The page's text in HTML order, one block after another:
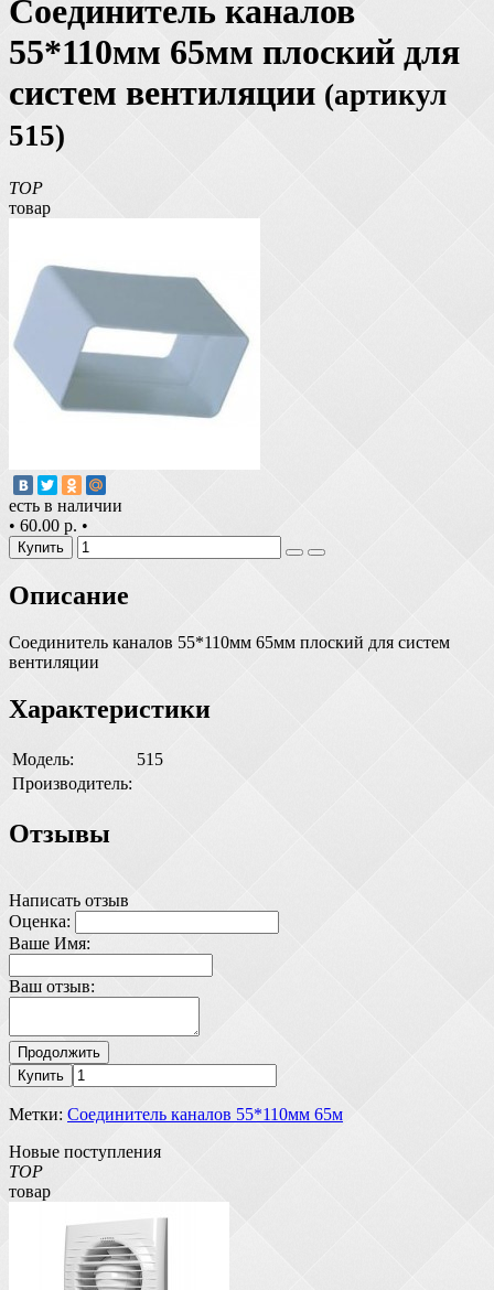
Соединитель каналов
55*110мм 65мм плоский для
систем вентиляции (артикул
515)
TOP
товар
есть в наличии
• 60.00 р. •
Купить
Описание
Соединитель каналов 55*110мм 65мм плоский для систем
вентиляции
Характеристики
Модель:
515
Производитель:
Отзывы
Написать отзыв
Оценка:
Ваше Имя:
Ваш отзыв:
Продолжить
Купить
Метки: Соединитель каналов 55*110мм 65м
Новые поступления
TOP
товар